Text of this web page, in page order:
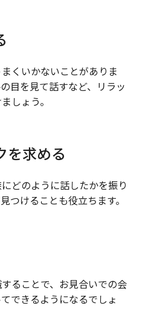
くいかないことがありま
目を見て話すなど、リラッ
しょう。
を求める
どのように話したかを振り
つけることも役立ちます。
ることで、お見合いでの会
できるようになるでしょ